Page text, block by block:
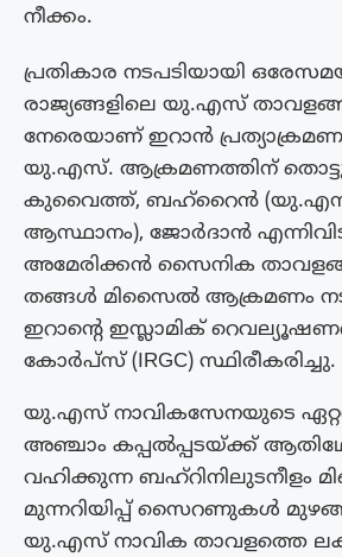
നീക്കം.
പ്രതികാര നടപടിയായി
രാജ്യങ്ങളിലെ യു.എസ്
നേരെയാണ് ഇറാൻ
യു.എസ്. ആക്രമണത്തിന്
കുവൈത്ത്, ബഹ്റൈൻ (യു.എസ്.
ആസ്ഥാനം), ജോർദാൻ
അമേരിക്കൻ സൈനിക
തങ്ങൾ മിസൈൽ ആക്രമണം
ഇറാന്റെ ഇസ്ലാമിക്
കോർപ്സ് (IRGC) സ്ഥിരീകരിച്ചു.
യു.എസ് നാവികസേനയുടെ ഏറ്റവും
അഞ്ചാം കപ്പൽപ്പടയ്ക്ക്
വഹിക്കുന്ന ബഹ്റിനിലുടനീളം
മുന്നറിയിപ്പ് സൈറണുകൾ
യു.എസ് നാവിക താവളത്തെ